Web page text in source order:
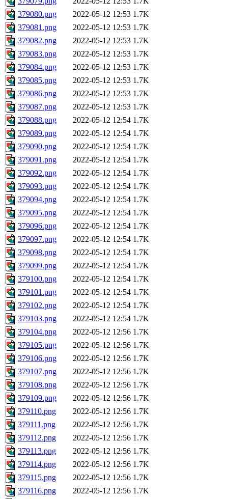
379080.png
2022-05-12 12:53 1.7K
379081.png
2022-05-12 12:53 1.7K
379082.png
2022-05-12 12:53 1.7K
379083.png
2022-05-12 12:53 1.7K
379084.png
2022-05-12 12:53 1.7K
379085.png
2022-05-12 12:53 1.7K
379086.png
2022-05-12 12:53 1.7K
379087.png
2022-05-12 12:53 1.7K
379088.png
2022-05-12 12:54 1.7K
379089.png
2022-05-12 12:54 1.7K
379090.png
2022-05-12 12:54 1.7K
379091.png
2022-05-12 12:54 1.7K
379092.png
2022-05-12 12:54 1.7K
379093.png
2022-05-12 12:54 1.7K
379094.png
2022-05-12 12:54 1.7K
379095.png
2022-05-12 12:54 1.7K
379096.png
2022-05-12 12:54 1.7K
379097.png
2022-05-12 12:54 1.7K
379098.png
2022-05-12 12:54 1.7K
379099.png
2022-05-12 12:54 1.7K
379100.png
2022-05-12 12:54 1.7K
379101.png
2022-05-12 12:54 1.7K
379102.png
2022-05-12 12:54 1.7K
379103.png
2022-05-12 12:54 1.7K
379104.png
2022-05-12 12:56 1.7K
379105.png
2022-05-12 12:56 1.7K
379106.png
2022-05-12 12:56 1.7K
379107.png
2022-05-12 12:56 1.7K
379108.png
2022-05-12 12:56 1.7K
379109.png
2022-05-12 12:56 1.7K
379110.png
2022-05-12 12:56 1.7K
379111.png
2022-05-12 12:56 1.7K
379112.png
2022-05-12 12:56 1.7K
379113.png
2022-05-12 12:56 1.7K
379114.png
2022-05-12 12:56 1.7K
379115.png
2022-05-12 12:56 1.7K
379116.png
2022-05-12 12:56 1.7K